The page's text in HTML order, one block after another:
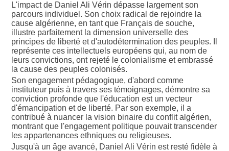
L'impact de Daniel Ali Vérin dépasse largement son
parcours individuel. Son choix radical de rejoindre la
cause algérienne, en tant que Français de souche,
illustre parfaitement la dimension universelle des
principes de liberté et d'autodétermination des peuples. Il
représente ces intellectuels européens qui, au nom de
leurs convictions, ont rejeté le colonialisme et embrassé
la cause des peuples colonisés.
Son engagement pédagogique, d'abord comme
instituteur puis à travers ses témoignages, démontre sa
conviction profonde que l'éducation est un vecteur
d'émancipation et de liberté. Par son exemple, il a
contribué à nuancer la vision binaire du conflit algérien,
montrant que l'engagement politique pouvait transcender
les appartenances ethniques ou religieuses.
Jusqu'à un âge avancé, Daniel Ali Vérin est resté fidèle à